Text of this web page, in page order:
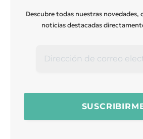
Descubre todas nuestras novedades,
noticias destacadas